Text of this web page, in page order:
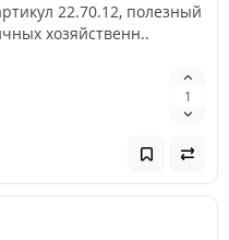
22.70.12, полезный
хозяйственн..